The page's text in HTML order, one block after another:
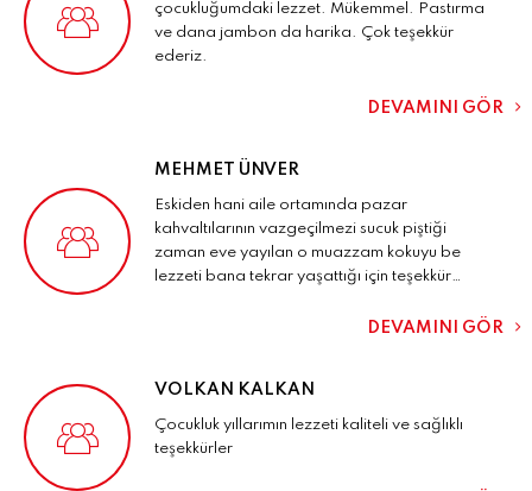
çocukluğumdaki lezzet. Mükemmel. Pastırma
ve dana jambon da harika. Çok teşekkür
ederiz.
DEVAMINI GÖR
MEHMET ÜNVER
Eskiden hani aile ortamında pazar
kahvaltılarının vazgeçilmezi sucuk piştiği
zaman eve yayılan o muazzam kokuyu be
lezzeti bana tekrar yaşattığı için teşekkür
kalite asla tesadüf değildir dedirtiyorDEVAMINI GÖR
VOLKAN KALKAN
Çocukluk yıllarımın lezzeti kaliteli ve sağlıklı
teşekkürler